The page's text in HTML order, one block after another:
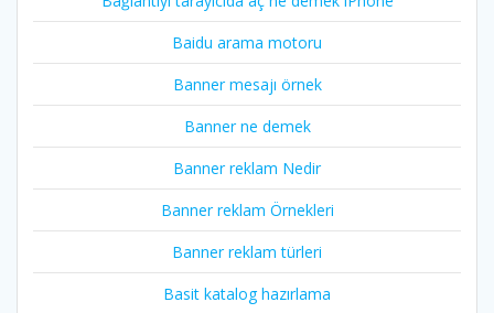
Baidu arama motoru
Banner mesajı örnek
Banner ne demek
Banner reklam Nedir
Banner reklam Örnekleri
Banner reklam türleri
Basit katalog hazırlama